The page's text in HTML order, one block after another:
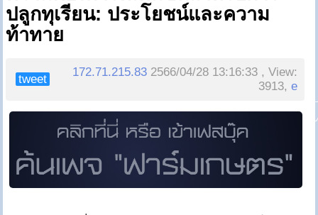
ปลูกทุเรียน: ประโยชน์และความ
ท้าทาย
tweet
172.71.215.83 2566/04/28 13:16:33 , View:
3913,e